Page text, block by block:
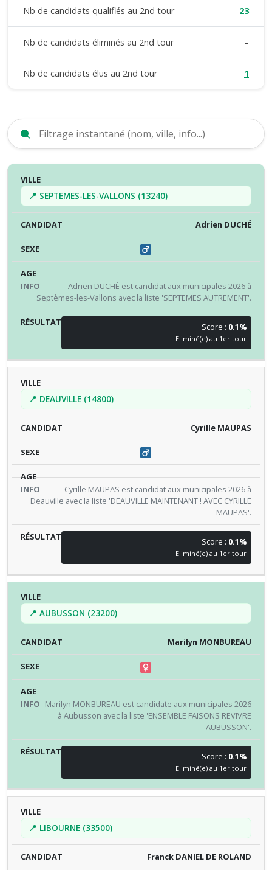
Nb de candidats qualifiés au 2nd tour 23
Nb de candidats éliminés au 2nd tour -
Nb de candidats élus au 2nd tour 1
VILLE
📍 SEPTEMES-LES-VALLONS (13240)
Adrien DUCHÉ
Adrien DUCHÉ est candidat aux municipales 2026 à
Septèmes-les-Vallons avec la liste 'SEPTEMES AUTREMENT'.
Score : 0.1%
Eliminé(e) au 1er tour
📍 DEAUVILLE (14800)
Cyrille MAUPAS
Cyrille MAUPAS est candidat aux municipales 2026 à
Deauville avec la liste 'DEAUVILLE MAINTENANT ! AVEC CYRILLE
MAUPAS'.
Score : 0.1%
Eliminé(e) au 1er tour
📍 AUBUSSON (23200)
Marilyn MONBUREAU
Marilyn MONBUREAU est candidate aux municipales 2026
à Aubusson avec la liste 'ENSEMBLE FAISONS REVIVRE
AUBUSSON'.
Score : 0.1%
Eliminé(e) au 1er tour
📍 LIBOURNE (33500)
Franck DANIEL DE ROLAND